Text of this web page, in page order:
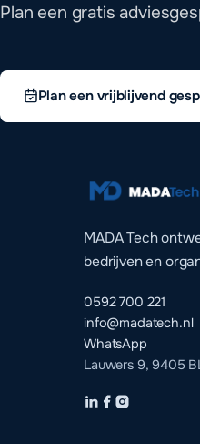
Plan een gratis
Plan een vrijblijvend
MADA Tech
bedrijven en
0592 700 221
info@madatech.nl
WhatsApp
Lauwers 9, 9405